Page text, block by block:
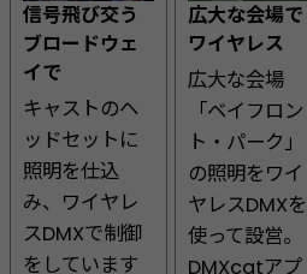
信号飛び交う
ブロードウェ
イで
キャストのヘ
ッドセットに
照明を仕込
み、ワイヤレ
スDMXで制御
をしています
広大な会場で
ワイヤレス
広大な会場
「ベイフロン
ト・パーク」
の照明をワイ
ヤレスDMXを
使って設営。
DMXcatアプ